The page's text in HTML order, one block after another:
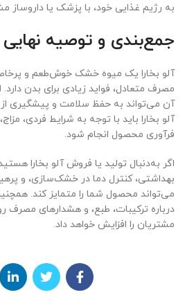
به رژیم غذایی خود، با پزشک یا داروساز
جمع‌بندی و توصیه نهایی
آلو بخارا یک میوه خشک خوش‌طعم و
مصرف متعادل، فواید زیادی برای بدن
آن می‌تواند به حفظ سلامت و پیشگیری
آلو بخارا باید با توجه به شرایط فردی،
فرآوری محصول انجام شود.
اگر به‌دنبال تولید یا فروش آلو بخارا
بهداشتی، کنترل دما در خشک‌سازی، و
می‌تواند محصول شما را متمایز کند.
درباره ترکیبات، طبع، و هشدارهای مصرف
مشتریان را افزایش خواهد داد.